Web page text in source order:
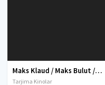
Maks Klaud / Maks Bulut / Max Kloud Premyera Uzbek tilida O'zbekcha tarjima kino 2020 HD tas-ix skachat
Tarjima Kinolar